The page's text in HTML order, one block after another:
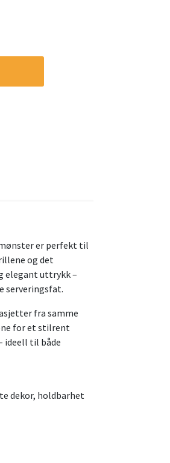
er perfekt til
og det
elegant uttrykk –
serveringsfat.
fra samme
for et stilrent
ideell til både
dekor, holdbarhet